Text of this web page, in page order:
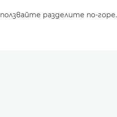
разделите по-горе.